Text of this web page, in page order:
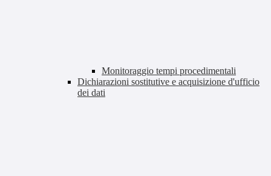
Monitoraggio tempi procedimentali
Dichiarazioni sostitutive e acquisizione d'ufficio
dei dati